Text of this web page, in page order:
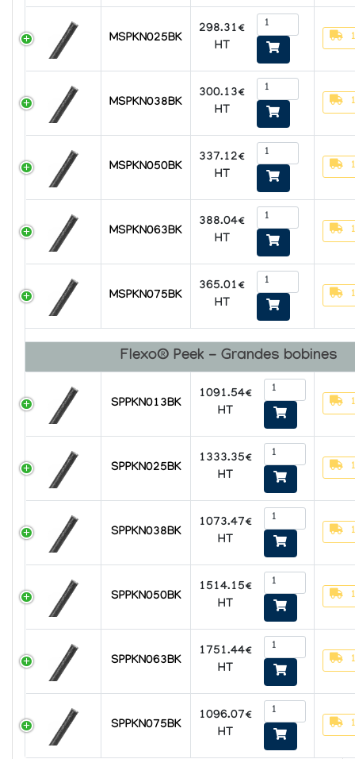
MSPKN025BK
298.31€
HT
MSPKN038BK
300.13€
HT
MSPKN050BK
337.12€
HT
MSPKN063BK
388.04€
HT
MSPKN075BK
365.01€
HT
Flexo® Peek - Grandes bobines
SPPKN013BK
1091.54€
HT
SPPKN025BK
1333.35€
HT
SPPKN038BK
1073.47€
HT
SPPKN050BK
1514.15€
HT
SPPKN063BK
1751.44€
HT
SPPKN075BK
1096.07€
HT